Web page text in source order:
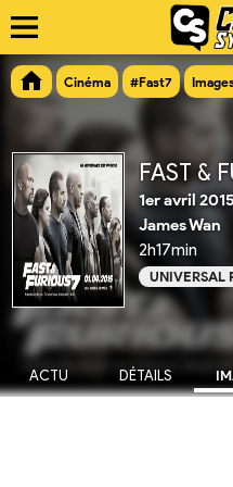
Cinéma #Fast7
FAST &
1er avril
James Wan
2h17min
UNIVERSAL
ACTU DÉTAILS